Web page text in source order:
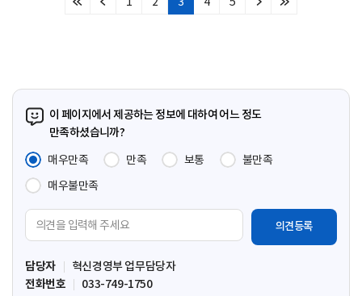
처
이
다
마
이 페이지에서 제공하는 정보에 대하여 어느 정도
만족하셨습니까?
매우만족
만족 보통
불만족
매우불만족
견
입
력
담당자
혁신경영부 업무담당자
전화번호
033-749-1750